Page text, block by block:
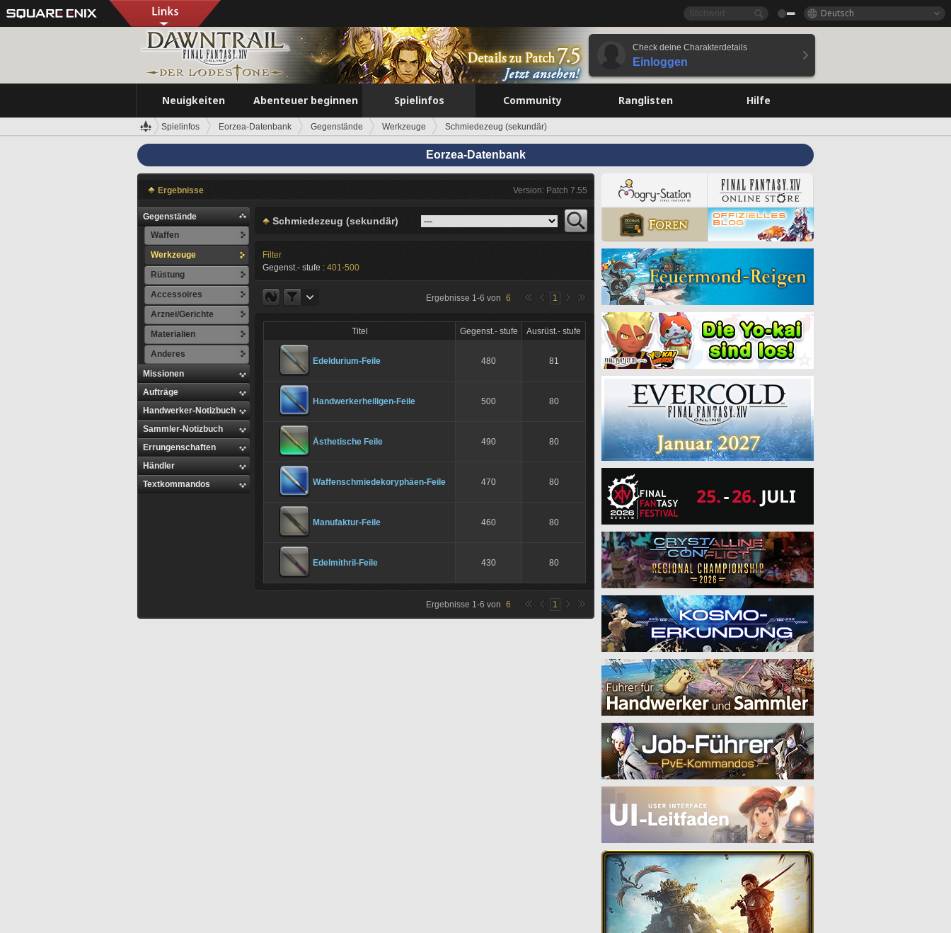
Deutsch
Check deine Charakterdetails
Einloggen
Neuigkeiten Abenteuer beginnen Spielinfos Community Ranglisten Hilfe
Spielinfos Eorzea-Datenbank Gegenstände Werkzeuge Schmiedezeug (sekundär)
Eorzea-Datenbank
Ergebnisse Version: Patch 7.55
Gegenstände
Waffen
Werkzeuge
Rüstung
Accessoires
Arznei/Gerichte
Materialien
Anderes
Missionen
Aufträge
Handwerker-Notizbuch
Sammler-Notizbuch
Errungenschaften
Händler
Textkommandos
Schmiedezeug (sekundär)
Filter
Gegenst.- stufe : 401-500
Ergebnisse 1-6 von 6 1
Titel Gegenst.- stufe Ausrüst.- stufe
Edeldurium-Feile 480 81
Handwerkerheiligen-Feile 500 80
Ästhetische Feile 490 80
Waffenschmiedekoryphäen-Feile 470 80
Manufaktur-Feile 460 80
Edelmithril-Feile 430 80
Ergebnisse 1-6 von 6 1